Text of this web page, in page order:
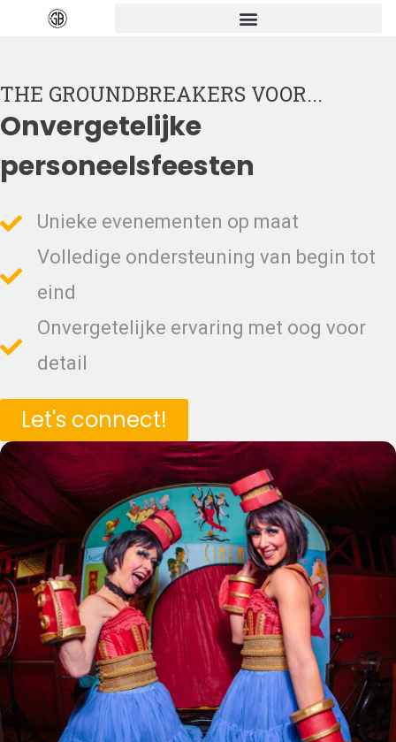
THE GROUNDBREAKERS VOOR...
Onvergetelijke
personeelsfeesten
Unieke evenementen op maat
Volledige ondersteuning van begin tot
eind
Onvergetelijke ervaring met oog voor
detail
Let's connect!